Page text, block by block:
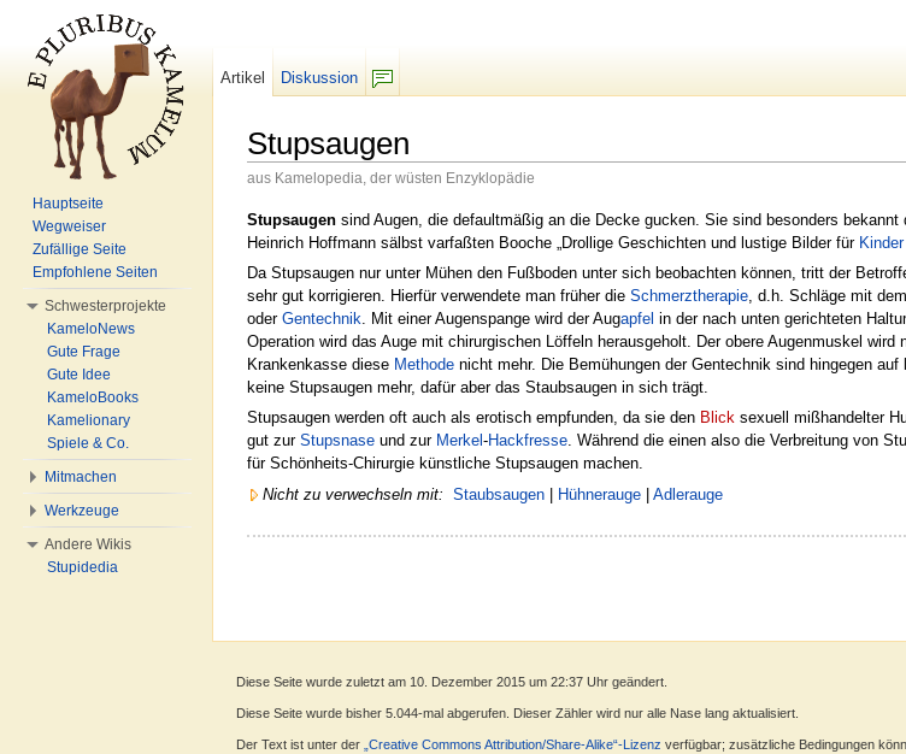
Stupsaugen
aus Kamelopedia, der wüsten Enzyklopädie
Stupsaugen sind Augen, die defaultmäßig an die Decke gucken. Sie sind besonders bekannt
Heinrich Hoffmann sälbst varfaßten Booche „Drollige Geschichten und lustige Bilder für Kinder
Da Stupsaugen nur unter Mühen den Fußboden unter sich beobachten können, tritt der
sehr gut korrigieren. Hierfür verwendete man früher die Schmerztherapie , d.h. Schläge mit
oder Gentechnik . Mit einer Augenspange wird der Augapfel in der nach unten gerichteten
Operation wird das Auge mit chirurgischen Löffeln herausgeholt. Der obere Augenmuskel
Krankenkasse diese Methode nicht mehr. Die Bemühungen der Gentechnik sind hingegen
keine Stupsaugen mehr, dafür aber das Staubsaugen in sich trägt.
Stupsaugen werden oft auch als erotisch empfunden, da sie den Blick sexuell mißhandelter
gut zur Stupsnase und zur Merkel -Hackfresse. Während die einen also die Verbreitung von
für Schönheits-Chirurgie künstliche Stupsaugen machen.
Nicht zu verwechseln mit: Staubsaugen Hühnerauge Adlerauge
Artikel
Diskussion
Hauptseite
Wegweiser
Zufällige Seite
Empfohlene Seiten
Schwesterprojekte
KameloNews
Gute Frage
Gute Idee
KameloBooks
Kamelionary
Spiele & Co.
Mitmachen
Werkzeuge
Andere Wikis
Stupidedia
Diese Seite wurde zuletzt am 10. Dezember 2015 um 22:37 Uhr geändert.
Diese Seite wurde bisher 5.044-mal abgerufen. Dieser Zähler wird nur alle Nase lang aktualisiert.
Der Text ist unter der „Creative Commons Attribution/Share-Alike“-Lizenz verfügbar; zusätzliche Bedingungen